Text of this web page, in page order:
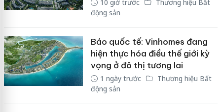
10 giờ trước
Thương hiệu Bất
động sản
Báo quốc tế: Vinhomes đang
hiện thực hóa điều thế giới kỳ
vọng ở đô thị tương lai
1 ngày trước
Thương hiệu Bất
động sản